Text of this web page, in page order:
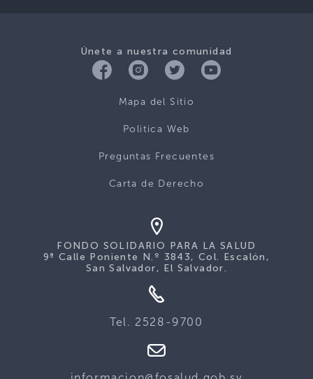
Únete a nuestra comunidad
Mapa del Sitio
Politica Web
Preguntas Frecuentes
Carta de Derecho
FONDO SOLIDARIO PARA LA SALUD
9ª Calle Poniente N.º 3843, Col. Escalón,
San Salvador, El Salvador.
Tel. 2528-9700